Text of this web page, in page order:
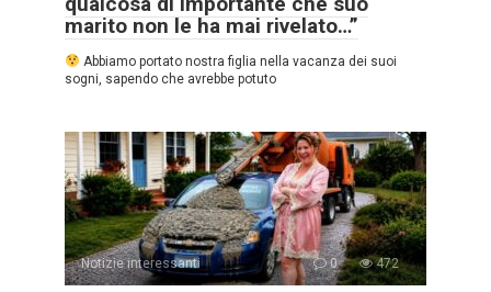
marito non le ha mai rivelato…”
Abbiamo portato nostra figlia nella vacanza dei suoi
sogni, sapendo che avrebbe potuto
Notizie interessanti 0 472